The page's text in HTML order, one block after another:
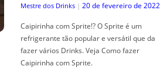
Mestre dos Drinks | 20 de fevereiro de 2022
Caipirinha com Sprite!? O Sprite é um
refrigerante tão popular e versátil que da
fazer vários Drinks. Veja Como fazer
Caipirinha com Sprite.